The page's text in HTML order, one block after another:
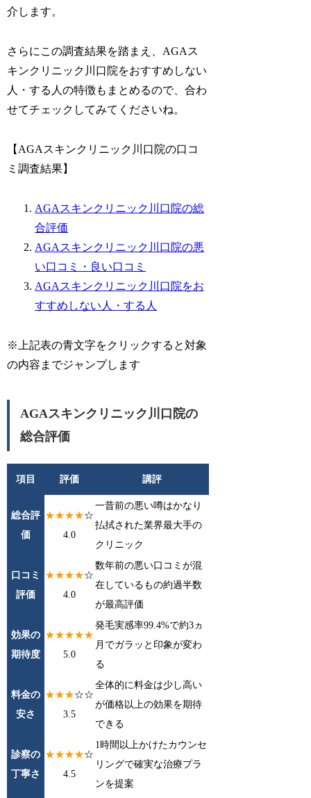
介します。
さらにこの調査結果を踏まえ、AGAス
キンクリニック川口院をおすすめしない
人・する人の特徴もまとめるので、合わ
せてチェックしてみてくださいね。
【AGAスキンクリニック川口院の口コ
ミ調査結果】
AGAスキンクリニック川口院の総
合評価
AGAスキンクリニック川口院の悪
い口コミ・良い口コミ
AGAスキンクリニック川口院をお
すすめしない人・する人
※上記表の青文字をクリックすると対象
の内容までジャンプします
AGAスキンクリニック川口院の
総合評価
項目 評価 講評
総合評
価
★★★★☆
4.0
一昔前の悪い噂はかなり
払拭された業界最大手の
クリニック
口コミ
評価
★★★★☆
4.0
数年前の悪い口コミが混
在しているもの約過半数
が最高評価
効果の
期待度
★★★★★
5.0
発毛実感率99.4%で約3ヵ
月でガラッと印象が変わ
る
料金の
安さ
★★★☆☆
3.5
全体的に料金は少し高い
が価格以上の効果を期待
できる
診察の
丁寧さ
★★★★☆
4.5
1時間以上かけたカウンセ
リングで確実な治療プラ
ンを提案